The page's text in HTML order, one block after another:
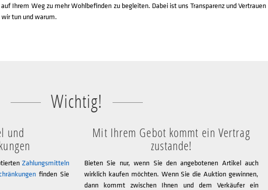
Ihrem Weg zu mehr Wohlbefinden zu begleiten. Dabei ist uns Transparenz und Vertrauen
tun und warum.
Wichtig!
und
Zahlungsmitteln
finden Sie
Mit Ihrem Gebot kommt ein Vertrag
zustande!
Bieten Sie nur, wenn Sie den angebotenen Artikel auch
wirklich kaufen möchten. Wenn Sie die Auktion gewinnen,
dann kommt zwischen Ihnen und dem Verkäufer ein